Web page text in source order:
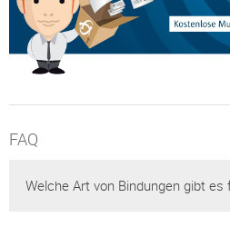
FAQ
Welche Art von Bindungen gibt es